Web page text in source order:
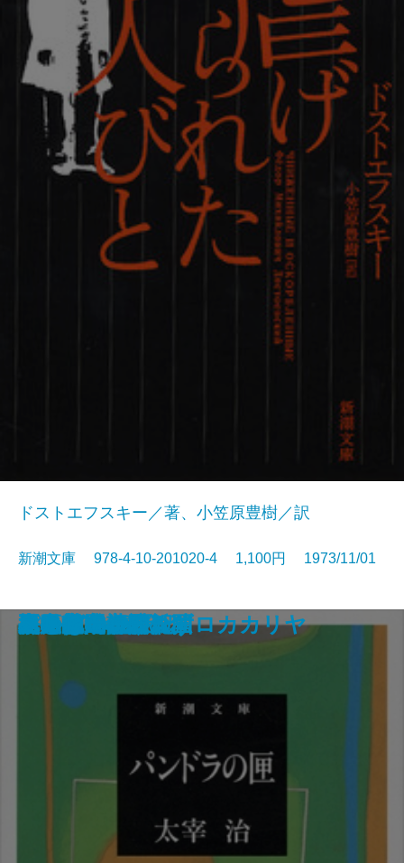
ちいさこべ
ブンとフン
新ハムレット
星への旅
沈黙の春
リチャード三世
Dの複合
ほら男爵 現代の冒険
深川安楽亭
虐げられた人びと
ドストエフスキー／著、小笠原豊樹／訳
新潮文庫 978-4-10-201020-4 1,100円 1973/11/01
パンドラの匣
出発は遂に訪れず
黒の様式
長距離走者の孤独
松風の門
ことばの歳時記
死の家の記録
水中都市・デンドロカカリヤ
夏の花・心願の国
メルヒェン